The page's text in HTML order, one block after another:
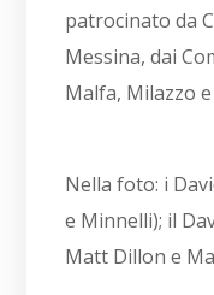
patrocinato da
Messina, dai
Malfa, Milazzo
Nella foto: i
e Minnelli); il
Matt Dillon e